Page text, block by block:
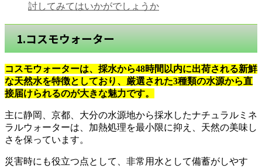
討してみてはいかがでしょうか
1.コスモウォーター
コスモウォーターは、採水から48時間以内に出荷される新鮮
な天然水を特徴としており、厳選された3種類の水源から直
接届けられるのが大きな魅力です。
主に静岡、京都、大分の水源地から採水したナチュラルミネ
ラルウォーターは、加熱処理を最小限に抑え、天然の美味し
さを保っています。
災害時にも役立つ点として、非常用水として備蓄がしやす